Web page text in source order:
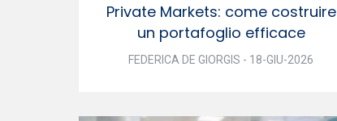
Private Markets: come costruire
un portafoglio efficace
FEDERICA DE GIORGIS - 18-GIU-2026